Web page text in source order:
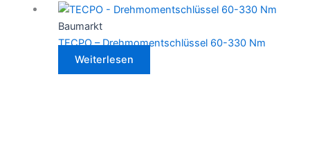
Baumarkt
TECPO – Drehmomentschlüssel 60-330 Nm
Weiterlesen